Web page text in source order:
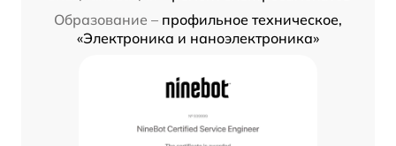
Образование – профильное техническое,
«Электроника и наноэлектроника»